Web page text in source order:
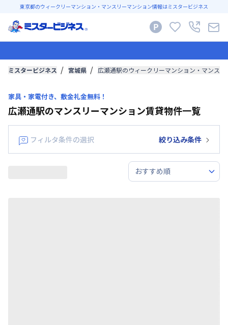
東京都のウィークリーマンション・マンスリーマンション情報はミスタービジネス
ミスタービジネス 宮城県 広瀬通駅のウィークリーマンション・マンス
家具・家電付き、敷金礼金無料！
広瀬通駅のマンスリーマンション賃貸物件一覧
フィルタ条件の選択 絞り込み条件